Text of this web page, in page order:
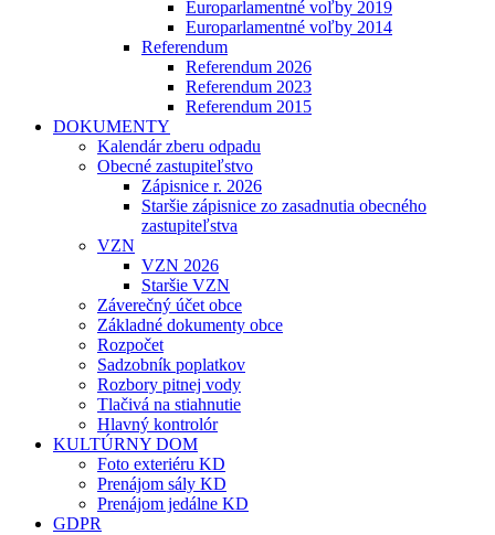
Europarlamentné voľby 2019
Europarlamentné voľby 2014
Referendum
Referendum 2026
Referendum 2023
Referendum 2015
DOKUMENTY
Kalendár zberu odpadu
Obecné zastupiteľstvo
Zápisnice r. 2026
Staršie zápisnice zo zasadnutia obecného
zastupiteľstva
VZN
VZN 2026
Staršie VZN
Záverečný účet obce
Základné dokumenty obce
Rozpočet
Sadzobník poplatkov
Rozbory pitnej vody
Tlačivá na stiahnutie
Hlavný kontrolór
KULTÚRNY DOM
Foto exteriéru KD
Prenájom sály KD
Prenájom jedálne KD
GDPR